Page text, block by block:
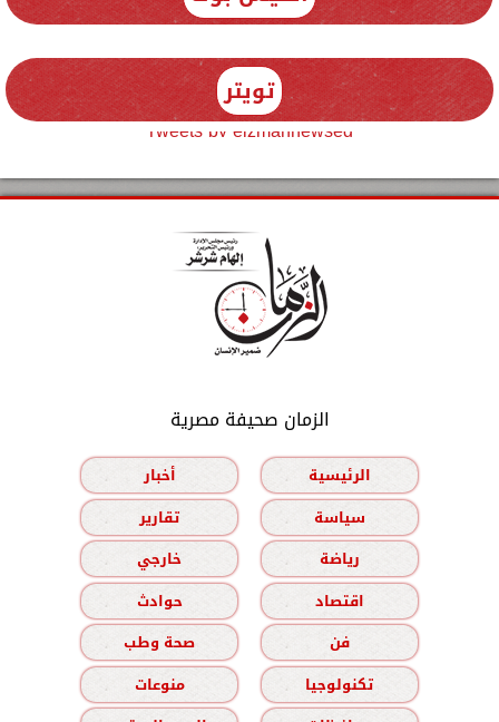
تويتر
Tweets by elzmannewseg
الزمان صحيفة مصرية
الرئيسية
أخبار
سياسة
تقارير
رياضة
خارجي
اقتصاد
حوادث
فن
صحة وطب
تكنولوجيا
منوعات